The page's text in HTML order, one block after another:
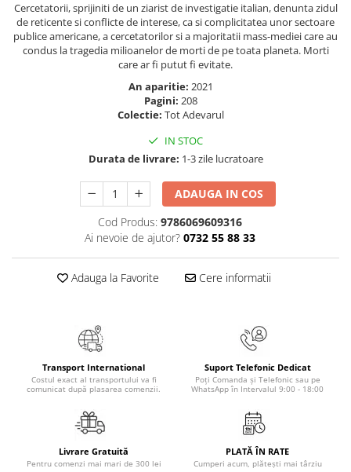
Biografii, Memorii, Jurnale
Carti erotice
Carti pentru Adolescenti, Young
Literatura Universala
Romane de dragoste, Carti
Senzatii/Dragoste
Senzatii/Suspans
SF & Fantasy
Teatru
Teens Book Club
Birotica & Papetarie
Adezivi si benzi adezive
Cercetatorii, sprijiniti de un ziarist de investigatie italian, denunta zidul
de reticente si conflicte de interese, ca si complicitatea unor sectoare
publice americane, a cercetatorilor si a majoritatii mass-mediei care au
condus la tragedia milioanelor de morti de pe toata planeta. Morti
care ar fi putut fi evitate.
An aparitie: 2021
Pagini: 208
Colectie: Tot Adevarul
IN STOC
Durata de livrare: 1-3 zile lucratoare
ADAUGA IN COS
Cod Produs: 9786069609316
Ai nevoie de ajutor? 0732 55 88 33
Adauga la Favorite Cere informatii
Transport International
Costul exact al transportului va fi
comunicat după plasarea comenzii.
Suport Telefonic Dedicat
Poți Comanda și Telefonic sau pe
WhatsApp în Intervalul 9:00 - 18:00
Livrare Gratuită
Pentru comenzi mai mari de 300 lei
PLATĂ ÎN RATE
Cumperi acum, plătești mai târziu